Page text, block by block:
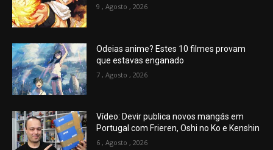
9 , Agosto , 2026
Odeias anime? Estes 10 filmes provam
que estavas enganado
7 , Agosto , 2026
Vídeo: Devir publica novos mangás em
Portugal com Frieren, Oshi no Ko e Kenshin
6 , Agosto , 2026